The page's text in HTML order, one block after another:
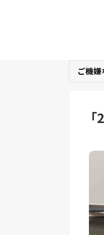
ご機嫌
「